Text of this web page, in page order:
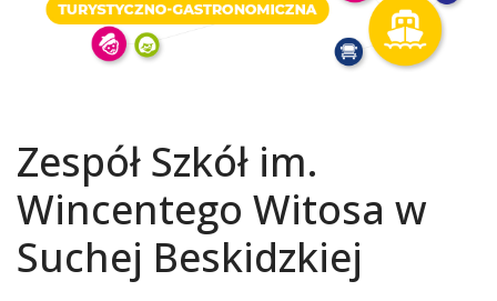
Zespół Szkół im.
Wincentego Witosa w
Suchej Beskidzkiej